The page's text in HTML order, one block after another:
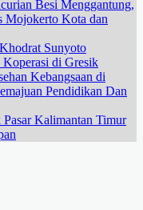
Besi Menggantung,
Mojokerto Kota dan
Sunyoto
di Gresik
Kebangsaan di
Pendidikan Dan
Kalimantan Timur